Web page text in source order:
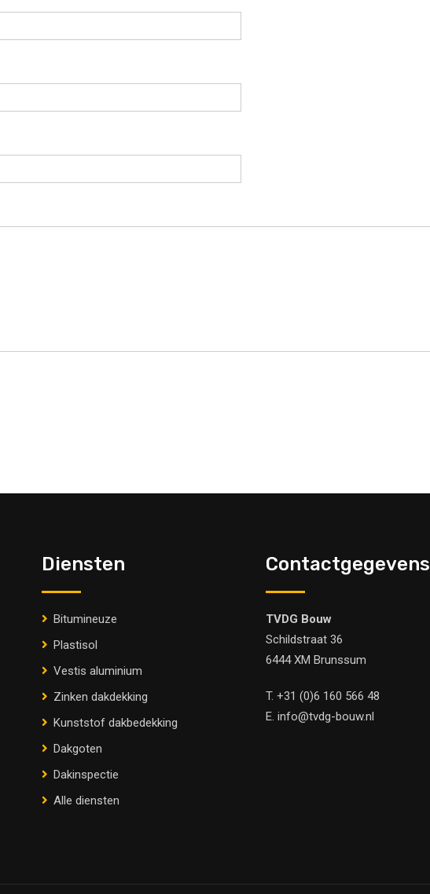
Diensten
Bitumineuze
Plastisol
Vestis aluminium
Zinken dakdekking
Kunststof dakbedekking
Dakgoten
Dakinspectie
Alle diensten
Contactgegevens
TVDG Bouw
Schildstraat 36
6444 XM Brunssum
T. +31 (0)6 160 566 48
E. info@tvdg-bouw.nl